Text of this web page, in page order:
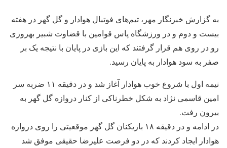
به گزارش خبرنگار مهر، تیم‌های فوتبال هوادار و گل گهر در هفته
بیست و دوم و در ورزشگاه پاس قوامین با قضاوت شبیر بهروزی
رو در روی هم قرار گرفتند که این بازی در پایان با نتیجه یک بر
صفر به سود هوادار به پایان رسید.
نیمه اول با شروع خوب هوادار آغاز شد و در دقیقه ۱۱ ضربه سر
امین قاسمی نژاد به شکل خطرناکی از کنار دروازه گل گهر به
بیرون رفت.
در ادامه و در دقیقه ۱۸ بازیکنان گل گهر موقعیتی را روی دروازه
هوادار ایجاد کردند که در دو فرصت علیرضا حقیقی موفق شد